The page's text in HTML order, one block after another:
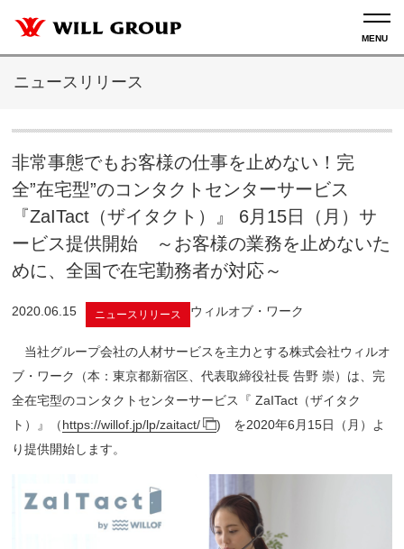
ニュースリリース
非常事態でもお客様の仕事を止めない！完
全”在宅型”のコンタクトセンターサービス
『ZaITact（ザイタクト）』 6月15日（月）サ
ービス提供開始 ～お客様の業務を止めないた
めに、全国で在宅勤務者が対応～
2020.06.15 ニュースリリース ウィルオブ・ワーク
当社グループ会社の人材サービスを主力とする株式会社ウィルオ
ブ・ワーク（本：東京都新宿区、代表取締役社長 告野 崇）は、完
全在宅型のコンタクトセンターサービス『 ZaITact（ザイタク
ト）』（https://willof.jp/lp/zaitact/
) を2020年6月15日（月）よ
り提供開始します。